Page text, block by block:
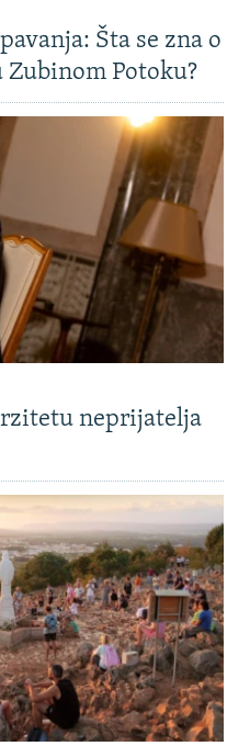
Šta se zna o
Potoku?
neprijatelja